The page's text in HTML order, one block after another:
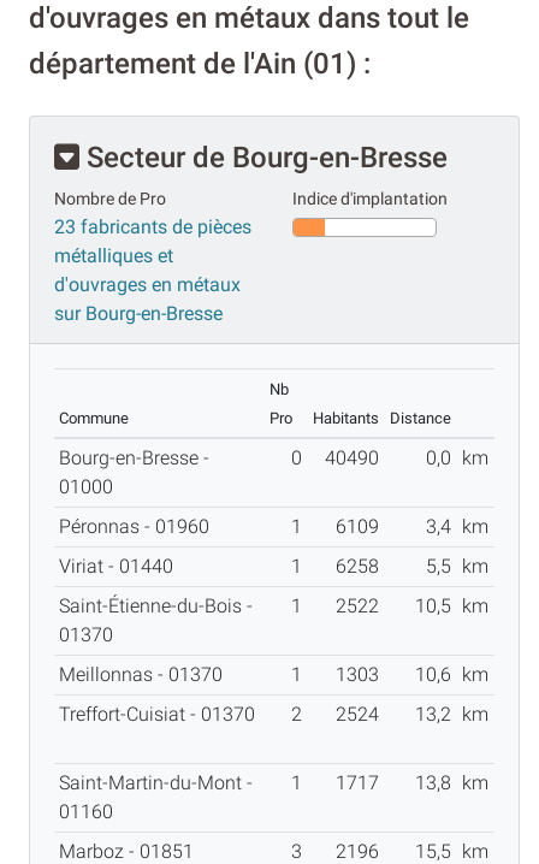
d'ouvrages en métaux dans tout le
département de l'Ain (01) :
Secteur de Bourg-en-Bresse
Nombre de Pro
23 fabricants de pièces
métalliques et
d'ouvrages en métaux
sur Bourg-en-Bresse
Indice d'implantation
Commune
Nb
Pro
Habitants Distance
Bourg-en-Bresse -
01000
0 40490 0,0 km
Péronnas - 01960 1 6109 3,4 km
Viriat - 01440
1 6258 5,5 km
Saint-Étienne-du-Bois -
01370
1 2522 10,5 km
Meillonnas - 01370 1 1303 10,6 km
Treffort-Cuisiat - 01370
2 2524 13,2 km
Saint-Martin-du-Mont -
01160
1 1717 13,8 km
Marboz - 01851 3 2196 15,5 km